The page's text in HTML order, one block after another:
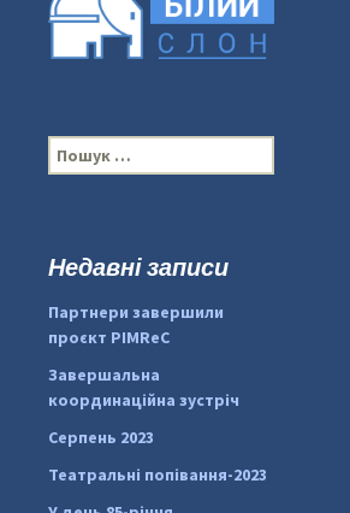
П
о
:Недавні записи
Партнери завершили
проєкт PIMReC
Завершальна
координаційна зустріч
Серпень 2023
Театральні попівання-2023